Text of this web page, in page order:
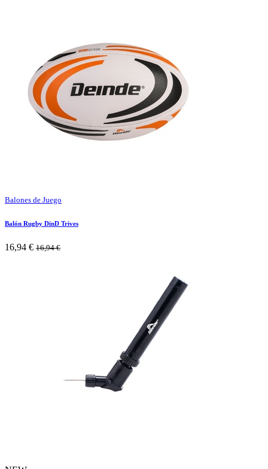
Balones de Juego
Balón Rugby DinD Trives
16,94 € 16,94€